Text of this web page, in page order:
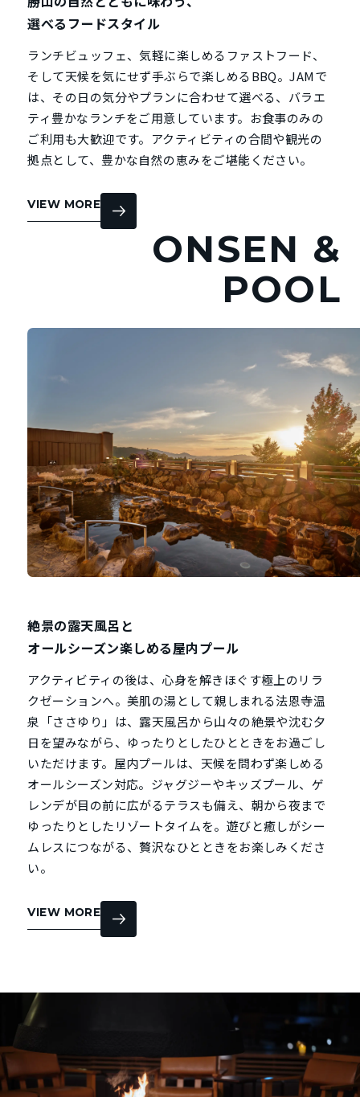
選べるフードスタイル
ランチビュッフェ、気軽に楽しめるファストフード、
そして天候を気にせず手ぶらで楽しめるBBQ。JAMで
は、その日の気分やプランに合わせて選べる、バラエ
ティ豊かなランチをご用意しています。お食事のみの
ご利用も大歓迎です。アクティビティの合間や観光の
拠点として、豊かな自然の恵みをご堪能ください。
VIEW MORE
ONSEN &
POOL
絶景の露天風呂と
オールシーズン楽しめる屋内プール
アクティビティの後は、心身を解きほぐす極上のリラ
クゼーションへ。美肌の湯として親しまれる法恩寺温
泉「ささゆり」は、露天風呂から山々の絶景や沈む夕
日を望みながら、ゆったりとしたひとときをお過ごし
いただけます。屋内プールは、天候を問わず楽しめる
オールシーズン対応。ジャグジーやキッズプール、ゲ
レンデが目の前に広がるテラスも備え、朝から夜まで
ゆったりとしたリゾートタイムを。遊びと癒しがシー
ムレスにつながる、贅沢なひとときをお楽しみくださ
い。
VIEW MORE